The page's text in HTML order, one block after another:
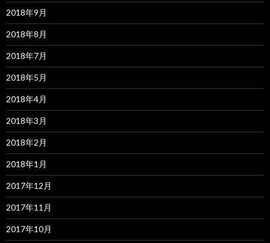
2018年9月
2018年8月
2018年7月
2018年5月
2018年4月
2018年3月
2018年2月
2018年1月
2017年12月
2017年11月
2017年10月